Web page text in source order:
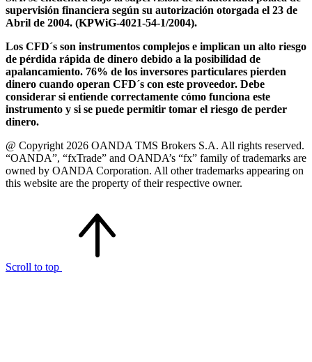
supervisión financiera según su autorización otorgada el 23 de
Abril de 2004. (KPWiG-4021-54-1/2004).
Los CFD´s son instrumentos complejos e implican un alto riesgo
de pérdida rápida de dinero debido a la posibilidad de
apalancamiento. 76% de los inversores particulares pierden
dinero cuando operan CFD´s con este proveedor. Debe
considerar si entiende correctamente cómo funciona este
instrumento y si se puede permitir tomar el riesgo de perder
dinero.
@ Copyright 2026 OANDA TMS Brokers S.A. All rights reserved.
“OANDA”, “fxTrade” and OANDA’s “fx” family of trademarks are
owned by OANDA Corporation. All other trademarks appearing on
this website are the property of their respective owner.
Scroll to top